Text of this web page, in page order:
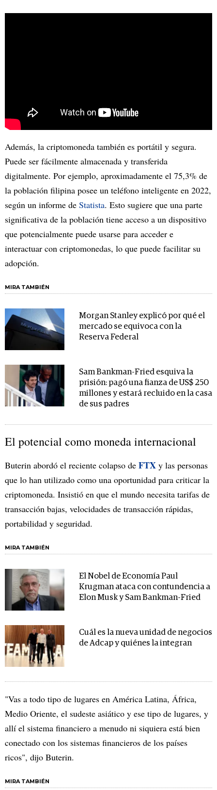
Además, la criptomoneda también es portátil y segura.
Puede ser fácilmente almacenada y transferida
digitalmente. Por ejemplo, aproximadamente el 75,3% de
la población filipina posee un teléfono inteligente en 2022,
según un informe de Statista. Esto sugiere que una parte
significativa de la población tiene acceso a un dispositivo
que potencialmente puede usarse para acceder e
interactuar con criptomonedas, lo que puede facilitar su
adopción.
MIRA TAMBIÉN
Morgan Stanley explicó por qué el
mercado se equivoca con la
Reserva Federal
Sam Bankman-Fried esquiva la
prisión: pagó una fianza de US$ 250
millones y estará recluido en la casa
de sus padres
El potencial como moneda internacional
Buterin abordó el reciente colapso de FTX y las personas
que lo han utilizado como una oportunidad para criticar la
criptomoneda. Insistió en que el mundo necesita tarifas de
transacción bajas, velocidades de transacción rápidas,
portabilidad y seguridad.
MIRA TAMBIÉN
El Nobel de Economía Paul
Krugman ataca con contundencia a
Elon Musk y Sam Bankman-Fried
Cuál es la nueva unidad de negocios
de Adcap y quiénes la integran
"Vas a todo tipo de lugares en América Latina, África,
Medio Oriente, el sudeste asiático y ese tipo de lugares, y
allí el sistema financiero a menudo ni siquiera está bien
conectado con los sistemas financieros de los países
ricos", dijo Buterin.
MIRA TAMBIÉN